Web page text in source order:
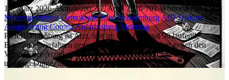
15. März 2026·Aktualisiert: 17. April 2026·701 Wörter·4 min
MeinungsfreiheitDemokratiePaul BrandenburgAfDDiskurs
AusgrenzungCoronaAufarbeitung Meinung
Paul Brandenburg ist Arzt, lebt im Exil, hat rund 90 laufende
Ermittlungsverfahren gegen sich, kämpft seit Jahren gegen den
Versuch der Ärztekammer, ihm die Approbation zu entziehen —
und sagt Dinge, die viele nicht hören wollen.